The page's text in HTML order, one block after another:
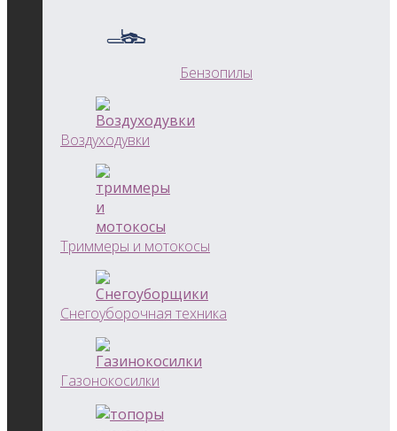
Бензопилы
Воздуходувки
Триммеры и мотокосы
Снегоуборочная техника
Газонокосилки